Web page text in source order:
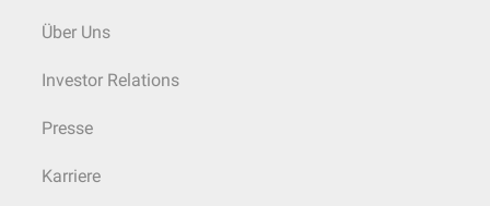
Über Uns
Investor Relations
Presse
Karriere